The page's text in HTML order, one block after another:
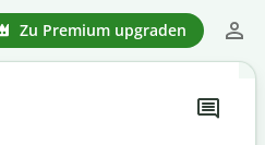
Zu Premium upgraden